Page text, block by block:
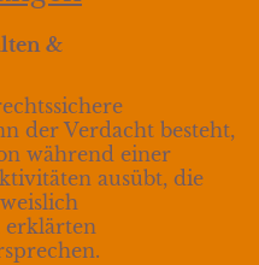
&
der Verdacht besteht,
während einer
ausübt, die
erklärten